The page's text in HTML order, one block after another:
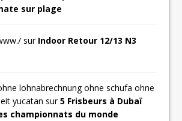
sur plage
sur Indoor Retour 12/13 N3
lohnabrechnung ohne schufa ohne
yucatan sur5 Frisbeurs à Dubaï
championnats du monde